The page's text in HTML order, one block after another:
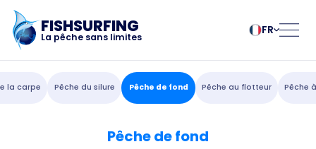
FISHSURFING
La pêche sans limites
FR
български
Čeština
Deutsch
Norsk
la carpe Pêche du silure Pêche de fond Pêche au flotteur Pêche
Pêche de fond